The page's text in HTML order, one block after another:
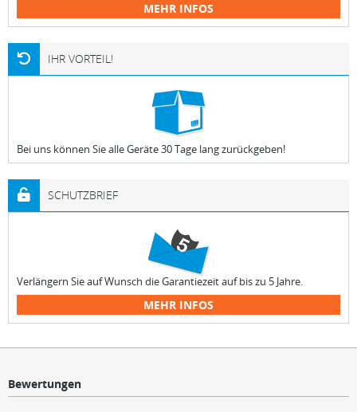
MEHR INFOS
IHR VORTEIL!
Bei uns können Sie alle Geräte 30 Tage lang zurückgeben!
SCHUTZBRIEF
Verlängern Sie auf Wunsch die Garantiezeit auf bis zu 5 Jahre.
MEHR INFOS
Bewertungen